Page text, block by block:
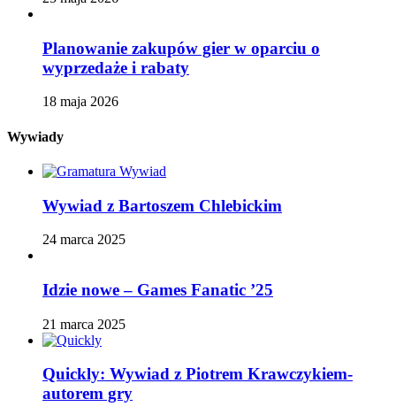
Planowanie zakupów gier w oparciu o
wyprzedaże i rabaty
18 maja 2026
Wywiady
Wywiad z Bartoszem Chlebickim
24 marca 2025
Idzie nowe – Games Fanatic ’25
21 marca 2025
Quickly: Wywiad z Piotrem Krawczykiem-
autorem gry